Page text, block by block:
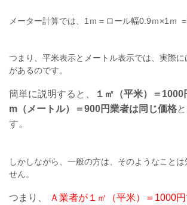
メーター計算では、1ｍ＝ロール幅0.9ｍ×1ｍ
つまり、平米表示とメートル表示では、実際
があるのです。
簡単に説明すると、
１㎡（平米）＝1000
m（メートル）＝900円業者は同じ価格
す。
しかしながら、一般の方は、そのようなことは
せん。
つまり、
Ａ業者が１㎡（平米）＝1000